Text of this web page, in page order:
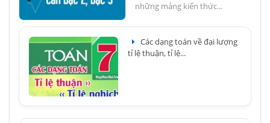
những mảng kiến thức...
Các dạng toán về đại lượng
tỉ lệ thuận, tỉ lệ...